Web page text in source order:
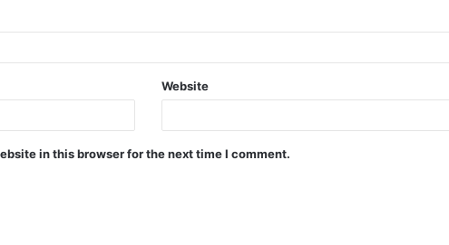
Website
in this browser for the next time I comment.